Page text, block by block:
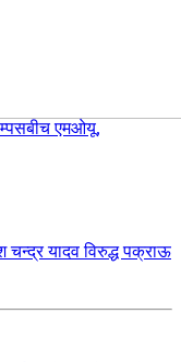
एमओयू,
चन्द्र यादव विरुद्ध पक्राऊ